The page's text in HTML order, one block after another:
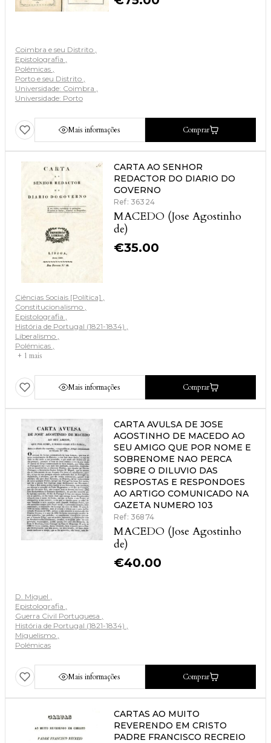
Coimbra e seu Distrito
Epistolografia
Polémicas
Porto e seu Distrito
Universidade: Coimbra
Universidade: Porto
Mais informações Comprar
CARTA AO SENHOR
REDACTOR DO DIARIO DO
GOVERNO
Ref: 36324
MACEDO (Jose Agostinho
de)
€35.00
Ciências Sociais [Política]
Constitucionalismo
Epistolografia
História de Portugal (1821-1834)
Liberalismo
Polémicas
+ 1 mais
Mais informações Comprar
CARTA AVULSA DE JOSE
AGOSTINHO DE MACEDO AO
SEU AMIGO QUE POR NOME E
SOBRENOME NAO PERCA
SOBRE O DILUVIO DAS
RESPOSTAS E RESPONDOES
AO ARTIGO COMUNICADO NA
GAZETA NUMERO 103
Ref: 36874
MACEDO (Jose Agostinho
de)
€40.00
D. Miguel
Epistolografia
Guerra Civil Portuguesa
História de Portugal (1821-1834)
Miguelismo
Polémicas
Mais informações Comprar
CARTAS AO MUITO
REVERENDO EM CRISTO
PADRE FRANCISCO RECREIO